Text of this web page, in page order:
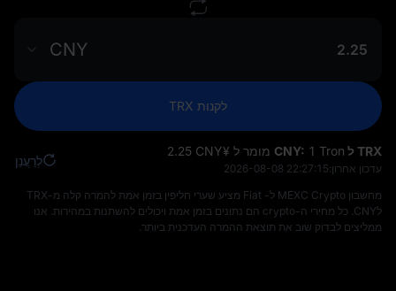
CNY
לקנות TRX
TRX ל CNY: 1 Tron מומר ל ¥‎2.25 CNY
עדכון אחרון:2026-08-08 22:27:15
לְרַעֲנֵן
מחשבון MEXC Crypto ל- Fiat מציע שערי חליפין בזמן אמת להמרה קלה מ-TRX
לCNY. כל מחירי ה-crypto הם נתונים בזמן אמת ויכולים להשתנות במהירות. אנו
ממליצים לבדוק שוב את תוצאת ההמרה העדכנית ביותר.